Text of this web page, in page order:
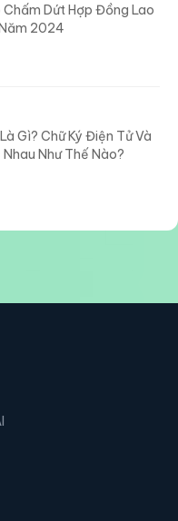
Chấm Dứt Hợp Đồng Lao
2024
Gì? Chữ Ký Điện Tử Và
Như Thế Nào?